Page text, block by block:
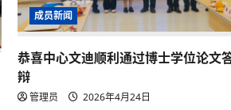
成员新闻
恭喜中心文迪顺利通过博士学位论文
辩
管理员 2026年4月24日